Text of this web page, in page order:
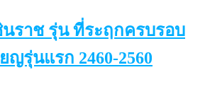
ราช รุ่น ที่ระฤกครบรอบ
ญรุ่นแรก 2460-2560